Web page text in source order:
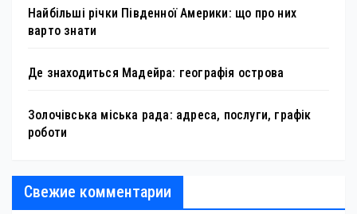
Найбільші річки Південної Америки: що про них
варто знати
Де знаходиться Мадейра: географія острова
Золочівська міська рада: адреса, послуги, графік
роботи
Свежие комментарии